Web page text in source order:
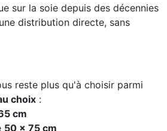
sur la soie depuis des décennies
distribution directe, sans
reste plus qu'à choisir parmi
choix :
cm
50 x 75 cm